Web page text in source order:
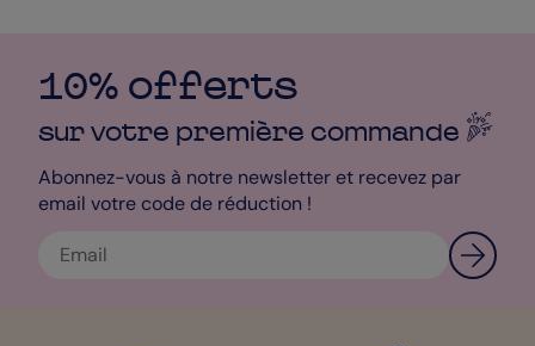
10% offerts
sur votre première commande
Abonnez-vous à notre newsletter et recevez par
email votre code de réduction !